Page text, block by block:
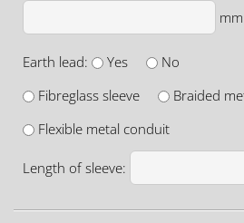
mm
Earth lead: Yes
No
Fibreglass sleeve
Braided
Flexible metal conduit
Length of sleeve: